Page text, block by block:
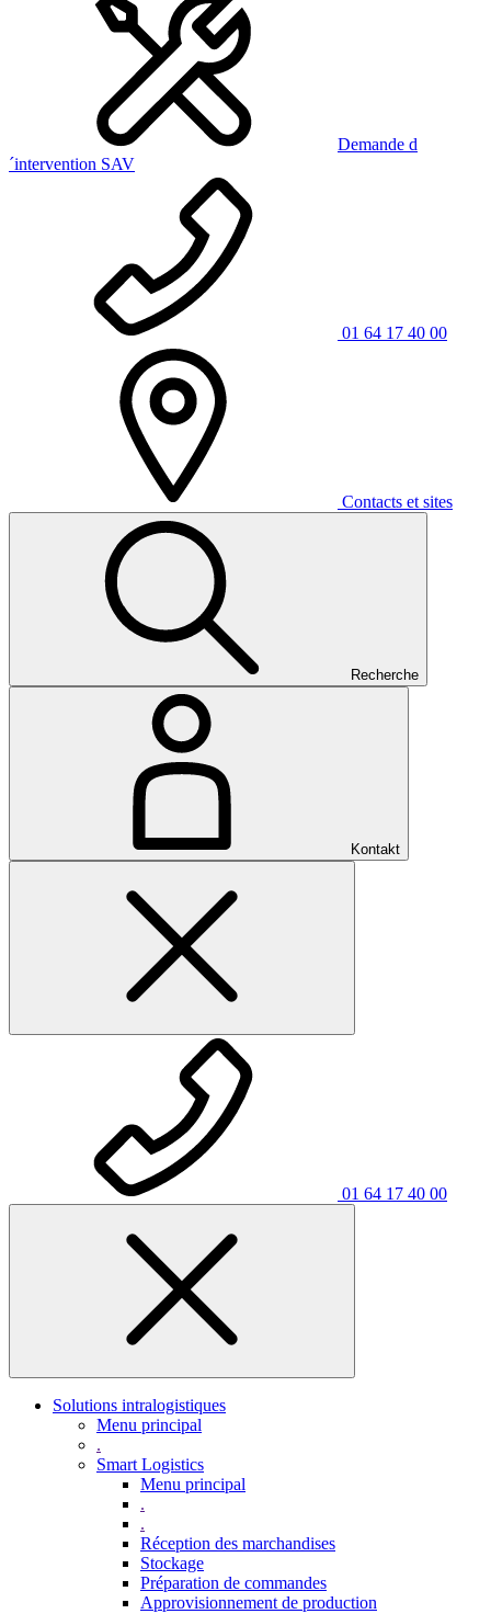
Demande d
´intervention SAV
01 64 17 40 00
Contacts et sites
Recherche
Kontakt
01 64 17 40 00
Solutions intralogistiques
Menu principal
.
Smart Logistics
Menu principal
.
.
Réception des marchandises
Stockage
Préparation de commandes
Approvisionnement de production